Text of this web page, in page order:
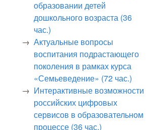
образовании детей
дошкольного возраста (36
час.)
Актуальные вопросы
воспитания подрастающего
поколения в рамках курса
«Семьеведение» (72 час.)
Интерактивные возможности
российских цифровых
сервисов в образовательном
процессе (36 час.)